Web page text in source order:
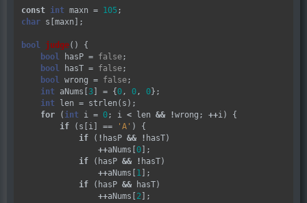
const int maxn = 105
char s[maxn];
bool judge() {
bool hasP = false;
bool hasT = false;
bool wrong = false;
int aNums[3] = {0, 0, 0};
int len = strlen(s);
for ( int i = 0; i < len && !wrong; ++i) {
if (s[i] == 'A' ) {
if ( ! hasP && ! hasT)
++aNums[0];
if (hasP && ! hasT)
++aNums[1];
if (hasP && hasT)
++aNums[2 ];